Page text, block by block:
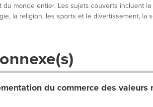
du monde entier. Les sujets couverts incluent
la religion, les sports et le divertissement, la
du commerce des valeurs